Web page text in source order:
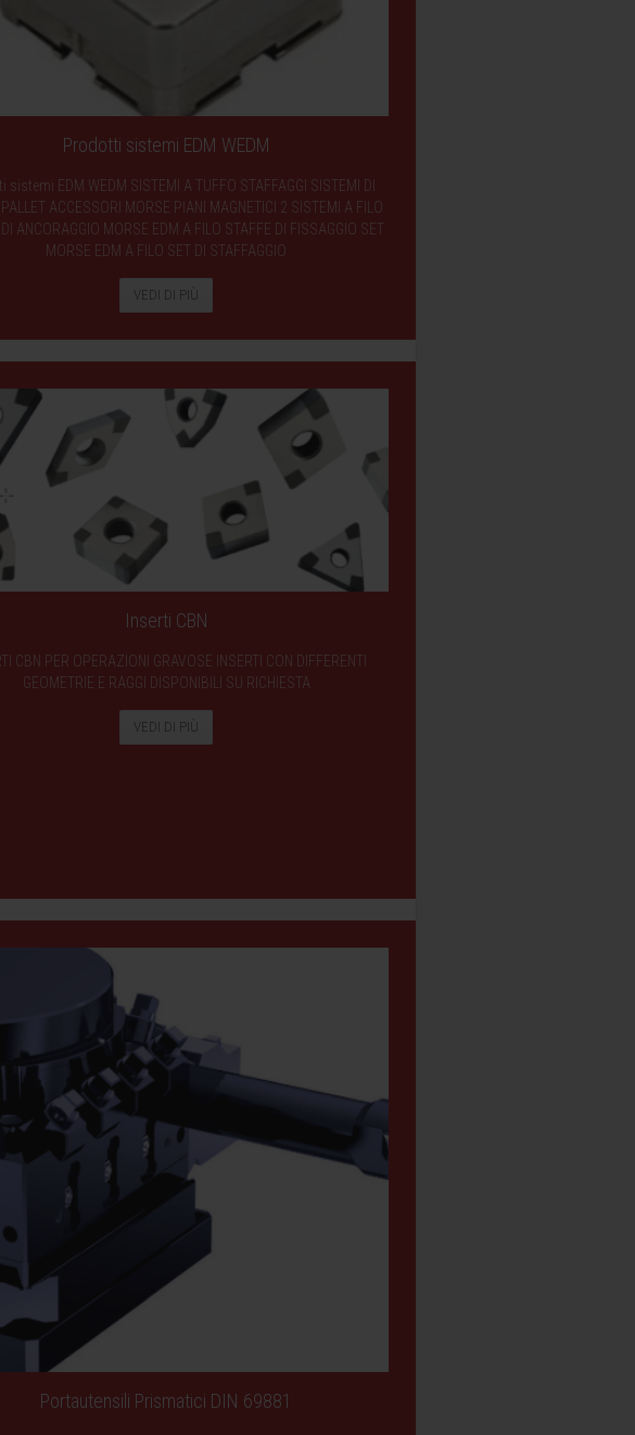
Prodotti sistemi EDM WEDM
sistemi EDM WEDM SISTEMI A TUFFO STAFFAGGI SISTEMI DI
ACCESSORI MORSE PIANI MAGNETICI 2 SISTEMI A FILO
ANCORAGGIO MORSE EDM A FILO STAFFE DI FISSAGGIO SET
MORSE EDM A FILO SET DI STAFFAGGIO
VEDI DI PIÙ
Inserti CBN
CBN PER OPERAZIONI GRAVOSE INSERTI CON DIFFERENTI
GEOMETRIE E RAGGI DISPONIBILI SU RICHIESTA
VEDI DI PIÙ
Portautensili Prismatici DIN 69881